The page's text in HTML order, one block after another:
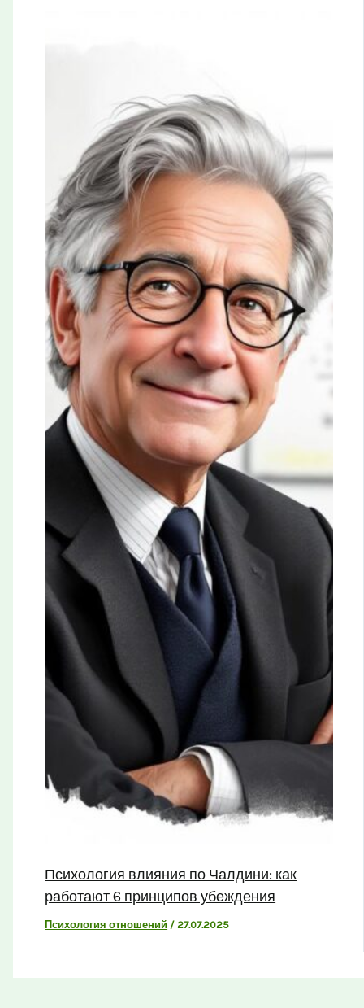
Психология влияния по Чалдини: как
работают 6 принципов убеждения
Психология отношений /27.07.2025